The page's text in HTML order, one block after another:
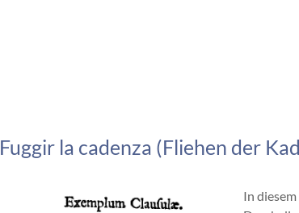
Fuggir la cadenza (Fliehen der
In